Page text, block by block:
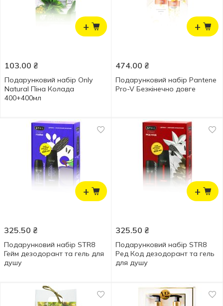
+
103.00 ₴
Подарунковий набір Only
Natural Піна Колада
400+400мл
+
474.00 ₴
Подарунковий набір Pantene
Pro-V Безкінечно довге
+
325.50 ₴
Подарунковий набір STR8
Гейм дезодорант та гель для
душу
+
325.50 ₴
Подарунковий набір STR8
Ред Код дезодорант та гель
для душу